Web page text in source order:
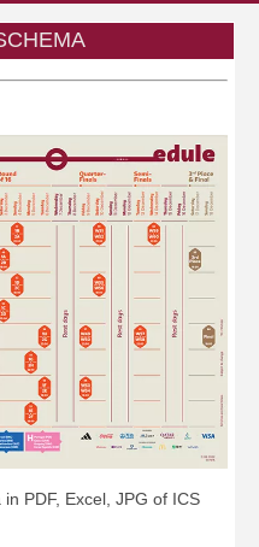
PDF, Excel, JPG of ICS